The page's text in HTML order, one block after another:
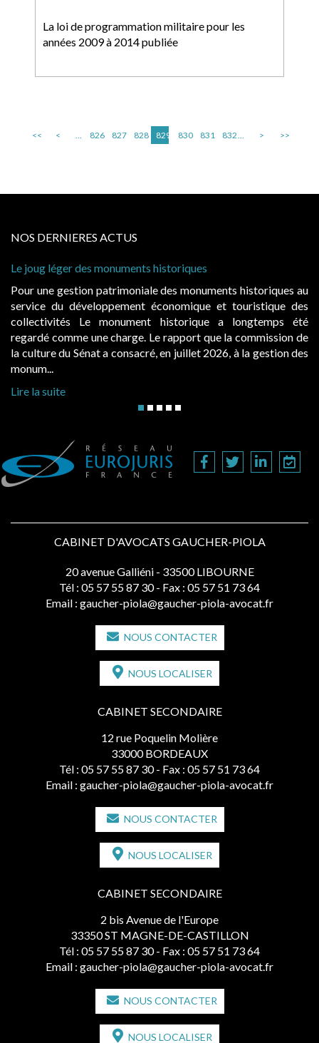
La loi de programmation militaire pour les
années 2009 à 2014 publiée
<< < ... 826 827 828 829 830 831 832... > >>
NOS DERNIERES ACTUS
Le joug léger des monuments historiques
Pour une gestion patrimoniale des monuments historiques au
service du développement économique et touristique des
collectivités Le monument historique a longtemps été
regardé comme une charge. Le rapport que la commission de
la culture du Sénat a consacré, en juillet 2026, à la gestion des
monum...
Lire la suite
CABINET D'AVOCATS GAUCHER-PIOLA
20 avenue Galliéni - 33500 LIBOURNE
Tél : 05 57 55 87 30 - Fax : 05 57 51 73 64
Email : gaucher-piola@gaucher-piola-avocat.fr
NOUS CONTACTER
NOUS LOCALISER
CABINET SECONDAIRE
12 rue Poquelin Molière
33000 BORDEAUX
Tél : 05 57 55 87 30 - Fax : 05 57 51 73 64
Email : gaucher-piola@gaucher-piola-avocat.fr
NOUS CONTACTER
NOUS LOCALISER
CABINET SECONDAIRE
2 bis Avenue de l'Europe
33350 ST MAGNE-DE-CASTILLON
Tél : 05 57 55 87 30 - Fax : 05 57 51 73 64
Email : gaucher-piola@gaucher-piola-avocat.fr
NOUS CONTACTER
NOUS LOCALISER